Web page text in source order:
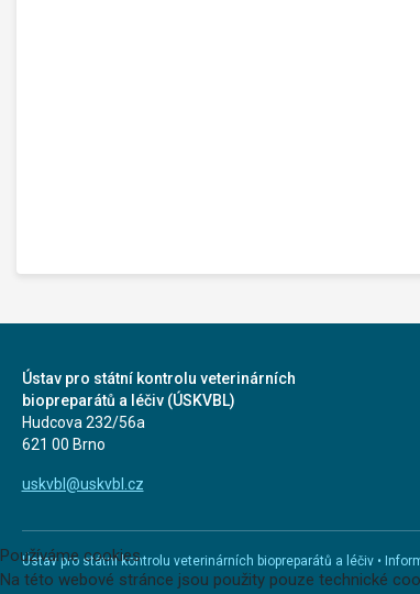
Ústav pro státní kontrolu veterinárních
biopreparátů a léčiv (ÚSKVBL)
Hudcova 232/56a
621 00 Brno
uskvbl@uskvbl.cz
Ústav pro státní kontrolu veterinárních biopreparátů a léčiv •
Používáme cookies
Na této webové stránce jsou použity pouze technické